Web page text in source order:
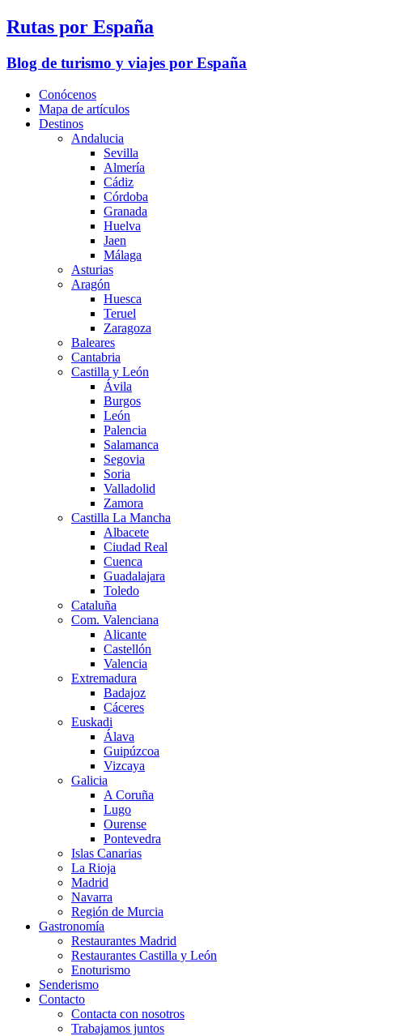
Rutas por España
Blog de turismo y viajes por España
Conócenos
Mapa de artículos
Destinos
Andalucia
Sevilla
Almería
Cádiz
Córdoba
Granada
Huelva
Jaen
Málaga
Asturias
Aragón
Huesca
Teruel
Zaragoza
Baleares
Cantabria
Castilla y León
Ávila
Burgos
León
Palencia
Salamanca
Segovia
Soria
Valladolid
Zamora
Castilla La Mancha
Albacete
Ciudad Real
Cuenca
Guadalajara
Toledo
Cataluña
Com. Valenciana
Alicante
Castellón
Valencia
Extremadura
Badajoz
Cáceres
Euskadi
Álava
Guipúzcoa
Vizcaya
Galicia
A Coruña
Lugo
Ourense
Pontevedra
Islas Canarias
La Rioja
Madrid
Navarra
Región de Murcia
Gastronomía
Restaurantes Madrid
Restaurantes Castilla y León
Enoturismo
Senderismo
Contacto
Contacta con nosotros
Trabajamos juntos